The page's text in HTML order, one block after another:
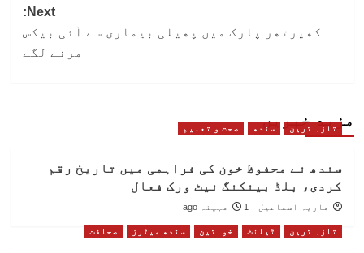
Next:
کھیرتھر پارک میں پھیلی بیماری سے آئی بیکس
مرنے لگے
مزید خبریں
تازہ ترین سندھ صحت و تعلیم
سندھ نے محفوظ خون کی فراہمی میں تاریخ رقم
کردی، بلڈ بینکنگ نیٹ ورک فعال
ماریہ اسماعیل 1 مہینہ ago
تازہ ترین ٹیلنٹ خواتین سندھ میٹرز صحافت